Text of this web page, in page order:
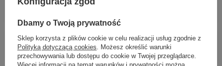
EcoSmart+, Biały/Chrom
101,60 zł
HG Raindance Select S Główka prysznicowa 120
3 jet PowderRain, Złoty Optyczny Polerowany
662,11 zł / szt.
Dbamy o Twoją prywatność
Sklep korzysta z plików cookie w celu realizacji usług zgodnie z
Polityką dotyczącą cookies. Możesz określić warunki
przechowywania lub dostępu do cookie w Twojej przeglądarce.